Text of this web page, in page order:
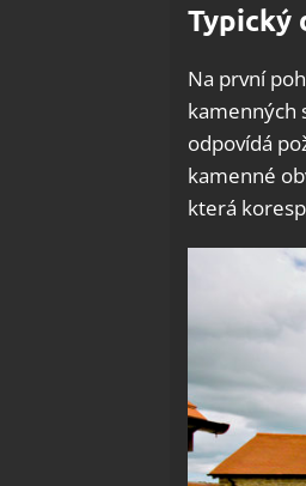
Typický
Na první
kamenných
odpovídá
kamenné
která